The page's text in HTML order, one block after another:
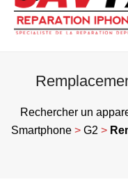
Rechercher un
Smartphone > G2 >